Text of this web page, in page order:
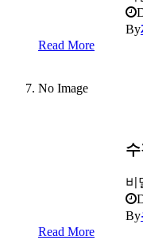
By
Read More
No Image
비
By
Read More